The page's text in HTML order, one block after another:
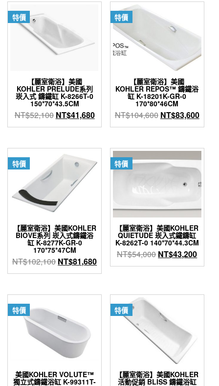
特價
【麗室衛浴】美國
KOHLER PRELUDE系列
崁入式 鑄鐵缸 K-8266T-0
150*70*43.5CM
NT$52,100 原
始
格：
NT$52,100。
NT$41,680目
前
格：
NT$41,680。
特價
【麗室衛浴】美國
KOHLER REPOS™ 鑄鐵浴
缸 K-18201K-GR-0
170*80*46CM
NT$104,600 原
始
格：
NT$104,600。
NT$83,600目
前
格：
特價
【麗室衛浴】美國KOHLER
BIOVE系列 崁入式鑄鐵浴
缸 K-8277K-GR-0
170*75*47CM
NT$102,100 原
始
格：
NT$81,680目
前
格：
NT$81,680。
特價
【麗室衛浴】美國KOHLER
QUIETUDE 崁入式鐵鑄缸
K-8262T-0 140*70*44.3CM
NT$54,000 原
始
NT$54,000。
NT$43,200目
前
特價
美國KOHLER VOLUTE™
獨立式鑄鐵浴缸 K-99311T-
特價
【麗室衛浴】美國KOHLER
活動促銷 BLISS 鑄鐵浴缸